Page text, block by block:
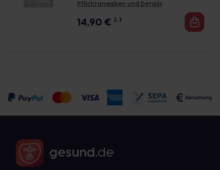
Pflichtangaben und Details
14,90 € 2, 3